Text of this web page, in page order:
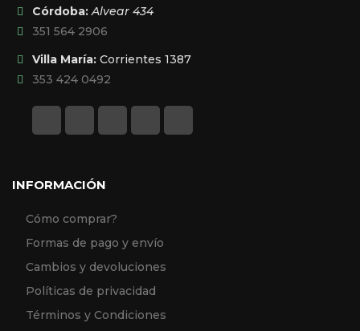
Córdoba:Alvear 434
351 564 2906
Villa María: Corrientes 1387
353 424 0492
INFORMACIÓN
Cómo comprar?
Formas de pago y envío
Cambios y devoluciones
Políticas de privacidad
Términos y Condiciones